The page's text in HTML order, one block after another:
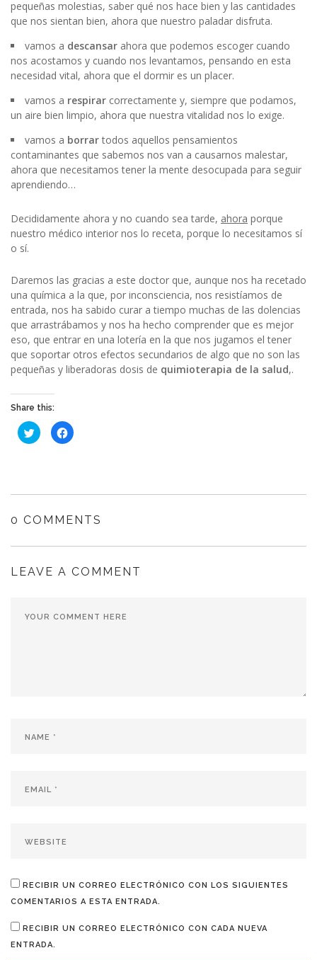
pequeñas molestias, saber qué nos hace bien y las cantidades
que nos sientan bien, ahora que nuestro paladar disfruta.
vamos a descansar ahora que podemos escoger cuando
nos acostamos y cuando nos levantamos, pensando en esta
necesidad vital, ahora que el dormir es un placer.
vamos a respirar correctamente y, siempre que podamos,
un aire bien limpio, ahora que nuestra vitalidad nos lo exige.
vamos a borrartodos aquellos pensamientos
contaminantes que sabemos nos van a causarnos malestar,
ahora que necesitamos tener la mente desocupada para seguir
aprendiendo…
Decididamente ahora y no cuando sea tarde, ahora porque
nuestro médico interior nos lo receta, porque lo necesitamos sí
o sí.
Daremos las gracias a este doctor que, aunque nos ha recetado
una química a la que, por inconsciencia, nos resistíamos de
entrada, nos ha sabido curar a tiempo muchas de las dolencias
que arrastrábamos y nos ha hecho comprender que es mejor
eso, que entrar en una lotería en la que nos jugamos el tener
que soportar otros efectos secundarios de algo que no son las
pequeñas y liberadoras dosis de quimioterapia de la salud,.
Share this:
Haz
clic
en
ventana
nueva)
Haz
clic
en
ventana
nueva)
0 COMMENTS
LEAVE A COMMENT
RECIBIR UN CORREO ELECTRÓNICO CON LOS SIGUIENTES
COMENTARIOS A ESTA ENTRADA.
RECIBIR UN CORREO ELECTRÓNICO CON CADA NUEVA
ENTRADA.